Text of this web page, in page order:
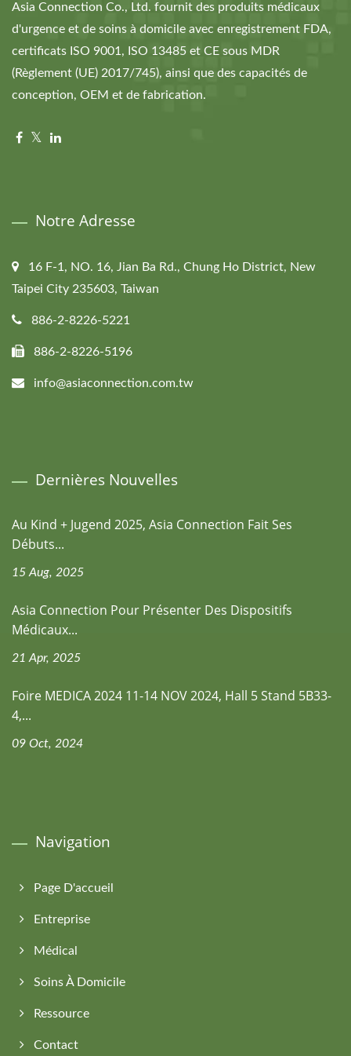
Asia Connection Co., Ltd. fournit des produits médicaux
d'urgence et de soins à domicile avec enregistrement FDA,
certificats ISO 9001, ISO 13485 et CE sous MDR
(Règlement (UE) 2017/745), ainsi que des capacités de
conception, OEM et de fabrication.
Notre Adresse
16 F-1, NO. 16, Jian Ba Rd., Chung Ho District, New
Taipei City 235603, Taiwan
886-2-8226-5221
886-2-8226-5196
info@asiaconnection.com.tw
Dernières Nouvelles
Au Kind + Jugend 2025, Asia Connection Fait Ses
Débuts...
15 Aug, 2025
Asia Connection Pour Présenter Des Dispositifs
Médicaux...
21 Apr, 2025
Foire MEDICA 2024 11-14 NOV 2024, Hall 5 Stand 5B33-
4,...
09 Oct, 2024
Navigation
Page D'accueil
Entreprise
Médical
Soins À Domicile
Ressource
Contact